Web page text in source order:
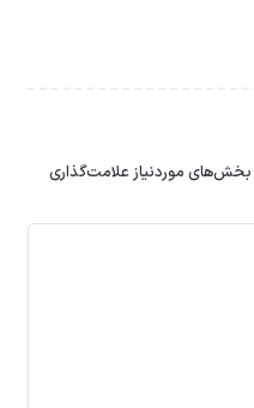
بخش‌های موردنیاز علامت‌گذاری